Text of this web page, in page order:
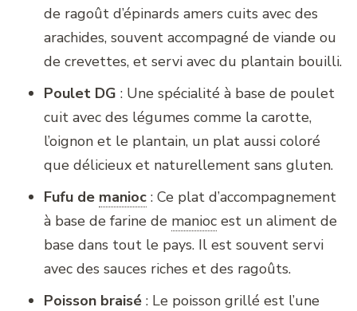
de ragoût d’épinards amers cuits avec des
arachides, souvent accompagné de viande ou
de crevettes, et servi avec du plantain bouilli.
Poulet DG : Une spécialité à base de poulet
cuit avec des légumes comme la carotte,
l’oignon et le plantain, un plat aussi coloré
que délicieux et naturellement sans gluten.
Fufu de manioc : Ce plat d’accompagnement
à base de farine de manioc est un aliment de
base dans tout le pays. Il est souvent servi
avec des sauces riches et des ragoûts.
Poisson braisé : Le poisson grillé est l’une